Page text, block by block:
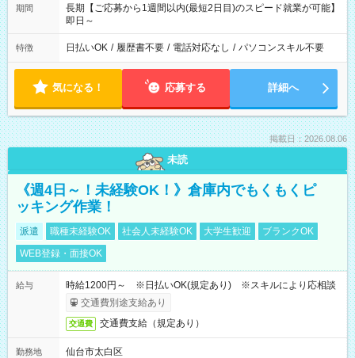
期間
長期【ご応募から1週間以内(最短2日目)のスピード就業が可能】
即日～
特徴 日払いOK / 履歴書不要 / 電話対応なし / パソコンスキル不要
気になる！ 応募する 詳細へ
掲載日：2026.08.06
未読
《週4日～！未経験OK！》倉庫内でもくもくピ
ッキング作業！
派遣 職種未経験OK 社会人未経験OK 大学生歓迎
ブランクOK
WEB登録・面接OK
給与
時給1200円～ ※日払いOK(規定あり) ※スキルにより応相談
交通費別途支給あり
交通費 交通費支給（規定あり）
勤務地
仙台市太白区